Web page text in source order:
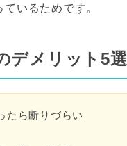
いるためです。
デメリット5選
たら断りづらい